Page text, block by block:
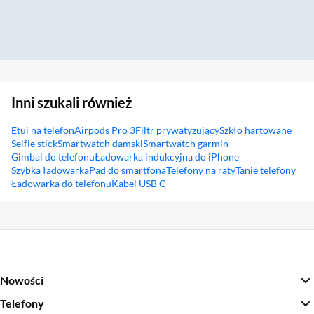
Inni szukali również
Etui na telefonAirpods Pro 3Filtr prywatyzującySzkło hartowane
Selfie stickSmartwatch damskiSmartwatch garmin
Gimbal do telefonuŁadowarka indukcyjna do iPhone
Szybka ładowarkaPad do smartfonaTelefony na ratyTanie telefony
Ładowarka do telefonuKabel USB C
Nowości
Telefony